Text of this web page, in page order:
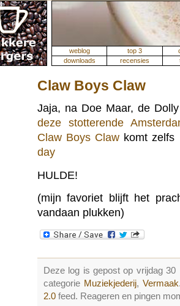
weblog top 3
downloads
recensies
Claw Boys Claw
Jaja, na Doe Maar, de
deze stotterende
Claw Boys Claw komt
day
HULDE!
(mijn favoriet blijft het
vandaan plukken)
Deze log is gepost op vrijdag
categorie Muziekjederij, Vermaak
2.0 feed. Reageren en pingen